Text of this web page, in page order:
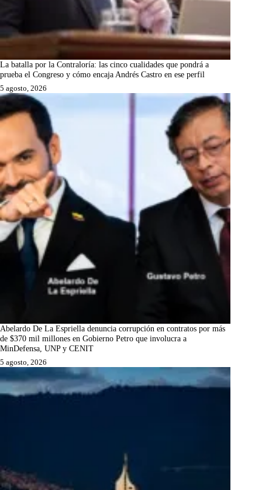
La batalla por la Contraloría: las cinco cualidades que pondrá a
prueba el Congreso y cómo encaja Andrés Castro en ese perfil
5 agosto, 2026
Abelardo De La Espriella denuncia corrupción en contratos por más
de $370 mil millones en Gobierno Petro que involucra a
MinDefensa, UNP y CENIT
5 agosto, 2026